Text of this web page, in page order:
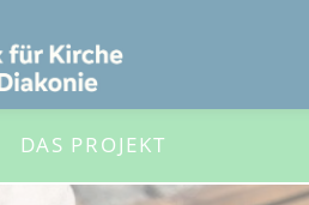
DAS PROJEKT